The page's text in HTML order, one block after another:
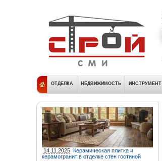
ОТДЕЛКА НЕДВИЖИМОСТЬ ИНСТРУМЕНТ
14.11.2025 Керамическая плитка и
керамогранит в отделке стен гостиной